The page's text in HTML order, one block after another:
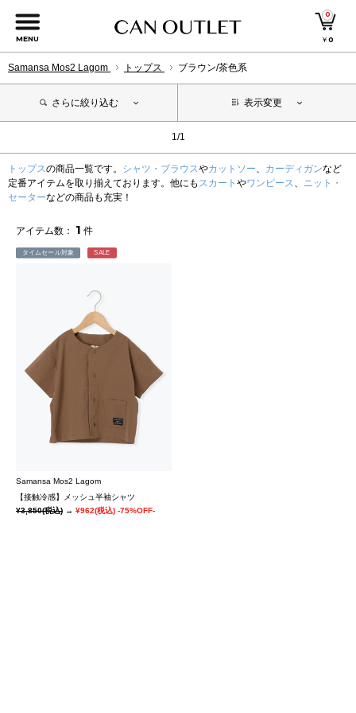
MENU
0
￥0
Samansa Mos2 Lagom トップス ブラウン/茶色系
さらに絞り込む 表示変更
1/1
トップスの商品一覧です。 シャツ・ブラウスやカットソー、 カーディガンなど
定番アイテムを取り揃えております。他にも スカート やワンピース、 ニット・
セーターなどの商品も充実！
アイテム数： 1 件
タイムセール対象 SALE
Samansa Mos2 Lagom
【接触冷感】メッシュ半袖シャツ
¥3,850(税込) → ¥962(税込) -75%OFF-